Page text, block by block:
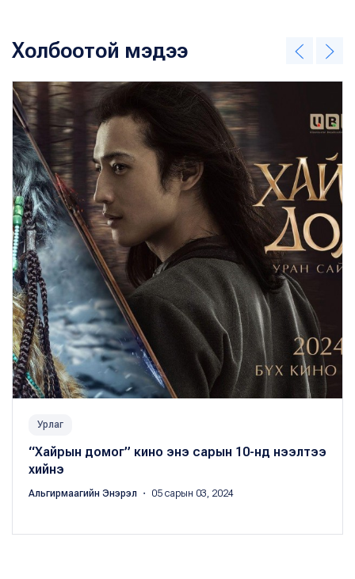
Холбоотой мэдээ
Урлаг
“Хайрын домог” кино энэ сарын 10-нд нээлтээ
хийнэ
Альгирмаагийн Энэрэл ・ 05 сарын 03, 2024